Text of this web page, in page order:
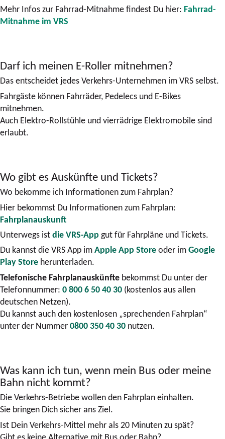
Mehr Infos zur Fahrrad-Mitnahme findest Du hier: Fahrrad-
Mitnahme im VRS
Darf ich meinen E-Roller mitnehmen?
Das entscheidet jedes Verkehrs-Unternehmen im VRS selbst.
Fahrgäste können Fahrräder, Pedelecs und E-Bikes
mitnehmen.
Auch Elektro-Rollstühle und vierrädrige Elektromobile sind
erlaubt.
Wo gibt es Auskünfte und Tickets?
Wo bekomme ich Informationen zum Fahrplan?
Hier bekommst Du Informationen zum Fahrplan:
Fahrplanauskunft
Unterwegs istdie VRS-App gut für Fahrpläne und Tickets.
Du kannst die VRS App imApple App Storeoder imGoogle
Play Store herunterladen.
Telefonische Fahrplanauskünfte bekommst Du unter der
Telefonnummer: 0 800 6 50 40 30 (kostenlos aus allen
deutschen Netzen).
Du kannst auch den kostenlosen „sprechenden Fahrplan“
unter der Nummer0800 350 40 30 nutzen.
Was kann ich tun, wenn mein Bus oder meine
Bahn nicht kommt?
Die Verkehrs-Betriebe wollen den Fahrplan einhalten.
Sie bringen Dich sicher ans Ziel.
Ist Dein Verkehrs-Mittel mehr als 20 Minuten zu spät?
Gibt es keine Alternative mit Bus oder Bahn?